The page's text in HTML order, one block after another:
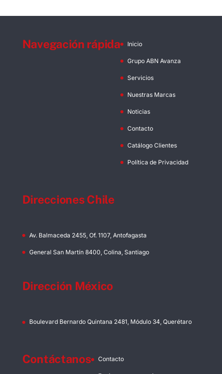
Navegación rápida Inicio
Grupo ABN Avanza
Servicios
Nuestras Marcas
Noticias
Contacto
Catálogo Clientes
Política de Privacidad
Direcciones Chile
Av. Balmaceda 2455, Of. 1107, Antofagasta
General San Martín 8400, Colina, Santiago
Dirección México
Boulevard Bernardo Quintana 2481, Módulo 34, Querétaro
Contáctanos Contacto